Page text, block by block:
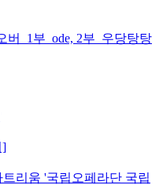
버_1부_ode, 2부_우당탕탕
]
리움 '국립오페라단 국립